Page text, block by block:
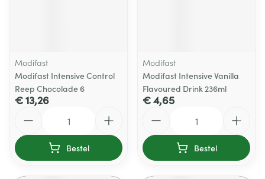
Modifast
Modifast Intensive Control
Reep Chocolade 6
€ 13,26
Bestel
Modifast
Modifast Intensive Vanilla
Flavoured Drink 236ml
€ 4,65
Bestel